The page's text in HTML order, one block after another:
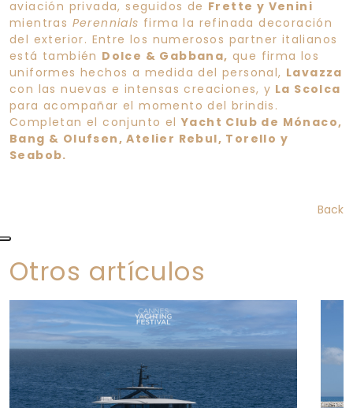
aviación privada, seguidos de Frette y Venini
mientras Perennials firma la refinada decoración
del exterior. Entre los numerosos partner italianos
está también Dolce & Gabbana, que firma los
uniformes hechos a medida del personal, Lavazza
con las nuevas e intensas creaciones, y La Scolca
para acompañar el momento del brindis.
Completan el conjunto el Yacht Club de Mónaco,
Bang & Olufsen, Atelier Rebul, Torello y
Seabob.
Back
Otros artículos